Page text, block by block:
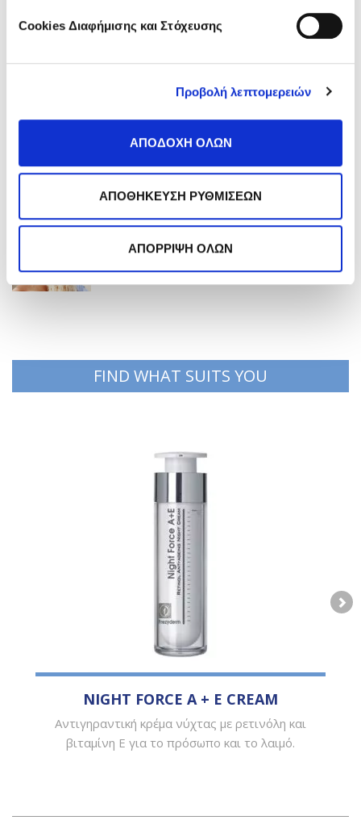
Cookies Διαφήμισης και Στόχευσης
Προβολή λεπτομερειών
ΑΠΟΔΟΧΗ ΟΛΩΝ
ΑΠΟΘΗΚΕΥΣΗ ΡΥΘΜΙΣΕΩΝ
ΑΠΟΡΡΙΨΗ ΟΛΩΝ
DISCOVER MORE ARTICLES:
Προλάβετε την Αφυδάτωση του
NEXT >>
Καταπολεμήστε τις Πανάδες Στο
Πρόσωπο και Απολαύστε τον Ήλιο
FIND WHAT SUITS YOU
NIGHT FORCE A + E CREAM
Αντιγηραντική κρέμα νύχτας με ρετινόλη και
βιταμίνη Ε για το πρόσωπο και το λαιμό.